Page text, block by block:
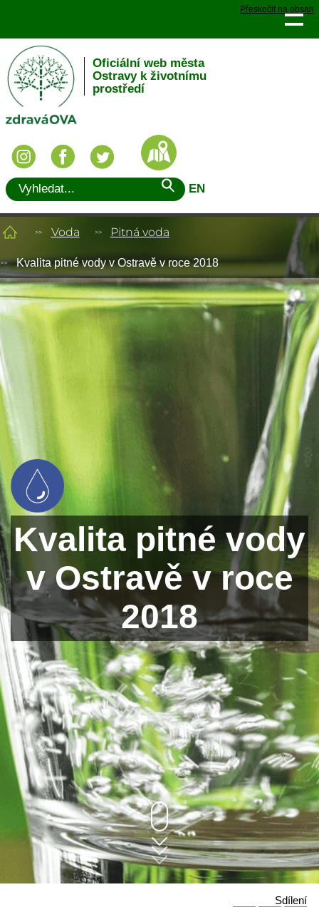
Přeskočit na obsah
Oficiální web města
Ostravy k životnímu
prostředí
EN
Voda Pitná voda
Kvalita pitné vody v Ostravě v roce 2018
Kvalita pitné vody
v Ostravě v roce
2018
Sdílení